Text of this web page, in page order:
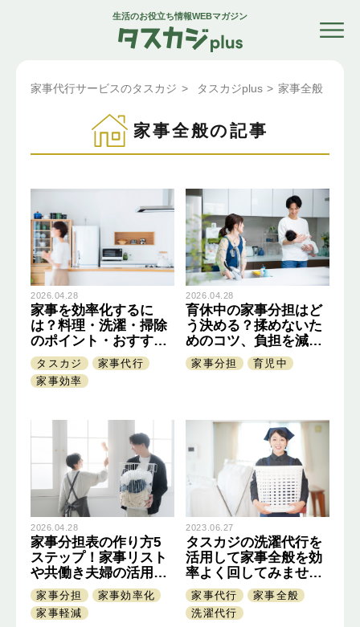
生活のお役立ち情報WEBマガジン
家事代行サービスのタスカジ > タスカジplus > 家事全般
家事全般の記事
2026.04.28
家事を効率化するに
は？料理・洗濯・掃除
のポイント・おすすめ
の時短家電も紹介
タスカジ
家事代行
家事効率
2026.04.28
育休中の家事分担はど
う決める？揉めないた
めのコツ、負担を減ら
す方法
家事分担 育児中
2026.04.28
家事分担表の作り方5
ステップ！家事リスト
や共働き夫婦の活用ポ
イントを解説
家事分担
家事効率化
家事軽減
2023.06.27
タスカジの洗濯代行を
活用して家事全般を効
率よく回してみません
か？
家事代行
家事全般
洗濯代行